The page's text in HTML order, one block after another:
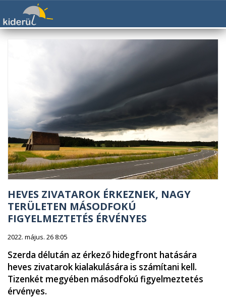
HEVES ZIVATAROK ÉRKEZNEK, NAGY
TERÜLETEN MÁSODFOKÚ
FIGYELMEZTETÉS ÉRVÉNYES
2022. május. 26 8:05
Szerda délután az érkező hidegfront hatására
heves zivatarok kialakulására is számítani kell.
Tizenkét megyében másodfokú figyelmeztetés
érvényes.